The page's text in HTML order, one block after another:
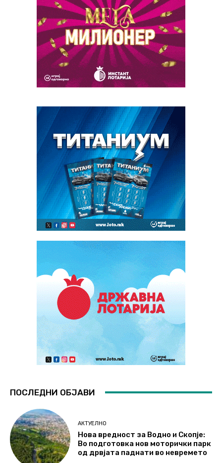
ПОСЛЕДНИ ОБЈАВИ
АКТУЕЛНО
Нова вредност за Водно и Скопје:
Во подготовка нов моторички парк
од дрвјата паднати во невремето